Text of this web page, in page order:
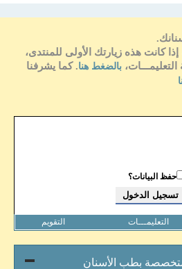
إذا كانت هذه زيارتك الأولى للمنتدى،
بالضغط هنا. كما يشرفنا
حفظ البيانات؟
التعليمـــات التقويم
بطب الأسنان